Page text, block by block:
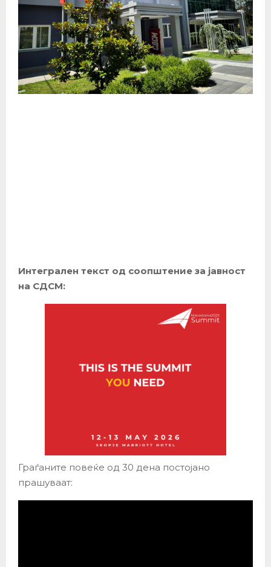
Интегрален текст од соопштение за јавност
на СДСМ:
Граѓаните повеќе од 30 дена постојано
прашуваат: